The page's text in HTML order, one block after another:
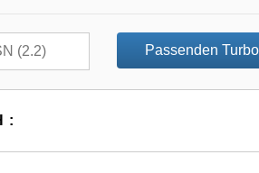
Passenden